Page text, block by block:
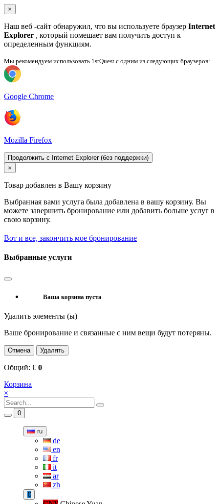
×
Наш веб -сайт обнаружил, что вы используете браузер Internet
Explorer , который помешает вам получить доступ к
определенным функциям.
Мы рекомендуем использовать 1stQuest с одним из следующих браузеров:
Google Chrome
Mozilla Firefox
Продолжить с Internet Explorer (без поддержки)
×
Товар добавлен в Вашу корзину
Выбранная вами услуга была добавлена ​​в вашу корзину. Вы
можете завершить бронирование или добавить больше услуг в
свою корзину.
Вот и все, закончить мое бронирование
Выбранные услуги
Ваша корзина пуста
Удалить элементы (ы)
Ваше бронирование и связанные с ним вещи будут потеряны.
Отмена Удалять
Общий: € 0
Корзина
×
0
ru
de
en
fr
it
ar
zh
€